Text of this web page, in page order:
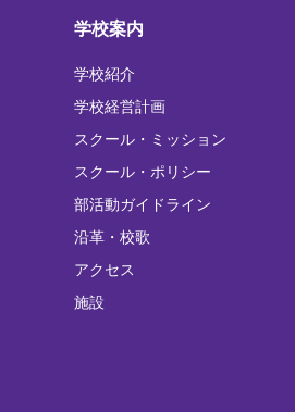
学校案内
学校紹介
学校経営計画
スクール・ミッション
スクール・ポリシー
部活動ガイドライン
沿革・校歌
アクセス
施設